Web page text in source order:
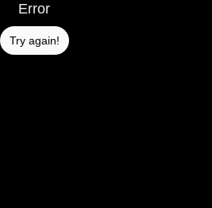
Error
Try again!